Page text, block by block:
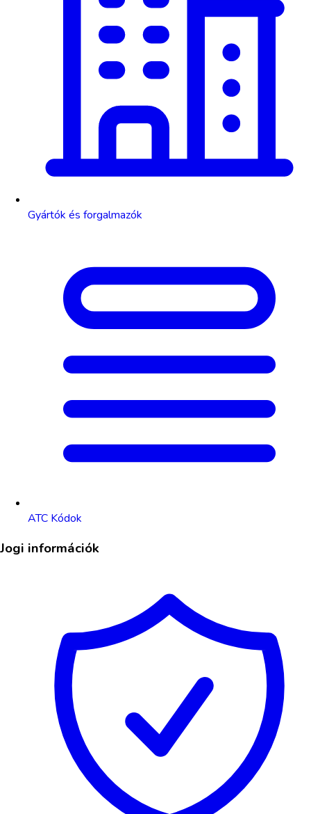
Gyártók és forgalmazók
ATC Kódok
Jogi információk